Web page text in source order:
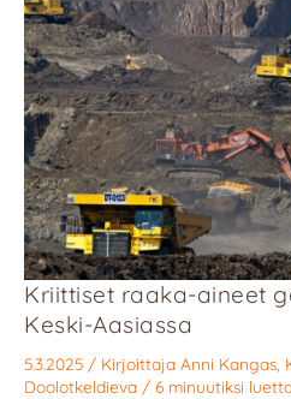
Kriittiset raaka-aineet
Keski-Aasiassa
5.3.2025 / Kirjoittaja Anni Kangas
Doolotkeldieva / 6 minuutiksi